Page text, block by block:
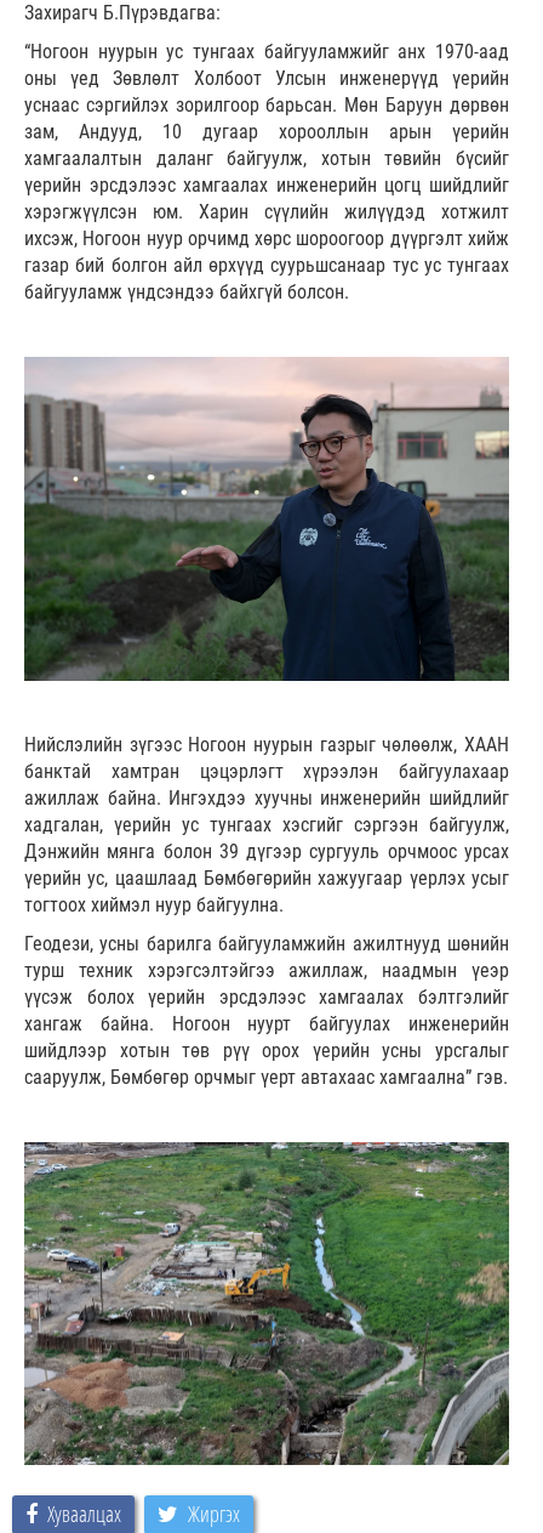
Захирагч Б.Пүрэвдагва:
“Ногоон нуурын ус тунгаах байгууламжийг анх 1970-аад
оны үед Зөвлөлт Холбоот Улсын инженерүүд үерийн
уснаас сэргийлэх зорилгоор барьсан. Мөн Баруун дөрвөн
зам, Андууд, 10 дугаар хорооллын арын үерийн
хамгаалалтын даланг байгуулж, хотын төвийн бүсийг
үерийн эрсдэлээс хамгаалах инженерийн цогц шийдлийг
хэрэгжүүлсэн юм. Харин сүүлийн жилүүдэд хотжилт
ихсэж, Ногоон нуур орчимд хөрс шороогоор дүүргэлт хийж
газар бий болгон айл өрхүүд суурьшсанаар тус ус тунгаах
байгууламж үндсэндээ байхгүй болсон.
Нийслэлийн зүгээс Ногоон нуурын газрыг чөлөөлж, ХААН
банктай хамтран цэцэрлэгт хүрээлэн байгуулахаар
ажиллаж байна. Ингэхдээ хуучны инженерийн шийдлийг
хадгалан, үерийн ус тунгаах хэсгийг сэргээн байгуулж,
Дэнжийн мянга болон 39 дүгээр сургууль орчмоос урсах
үерийн ус, цаашлаад Бөмбөгөрийн хажуугаар үерлэх усыг
тогтоох хиймэл нуур байгуулна.
Геодези, усны барилга байгууламжийн ажилтнууд шөнийн
турш техник хэрэгсэлтэйгээ ажиллаж, наадмын үеэр
үүсэж болох үерийн эрсдэлээс хамгаалах бэлтгэлийг
хангаж байна. Ногоон нуурт байгуулах инженерийн
шийдлээр хотын төв рүү орох үерийн усны урсгалыг
сааруулж, Бөмбөгөр орчмыг үерт автахаас хамгаална” гэв.
Хуваалцах Жиргэх